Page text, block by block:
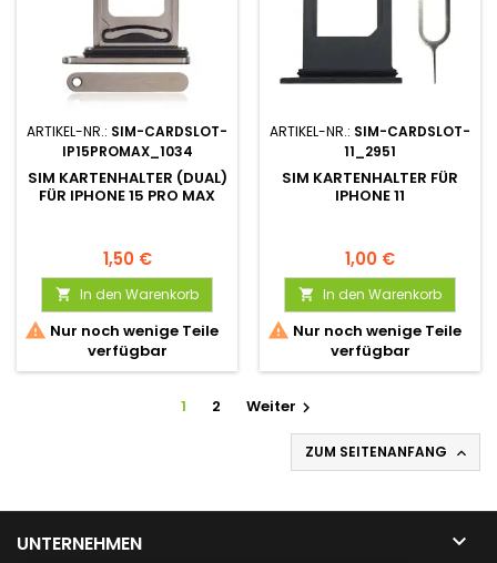
ARTIKEL-NR.: SIM-CARDSLOT-
IP15PROMAX_1034
SIM KARTENHALTER (DUAL)
FÜR IPHONE 15 PRO MAX
1,50 €
 In den Warenkorb
 Nur noch wenige Teile
verfügbar
ARTIKEL-NR.: SIM-CARDSLOT-
11_2951
SIM KARTENHALTER FÜR
IPHONE 11
1,00 €
 In den Warenkorb
 Nur noch wenige Teile
verfügbar
1 2 Weiter 
ZUM SEITENANFANG 
UNTERNEHMEN 